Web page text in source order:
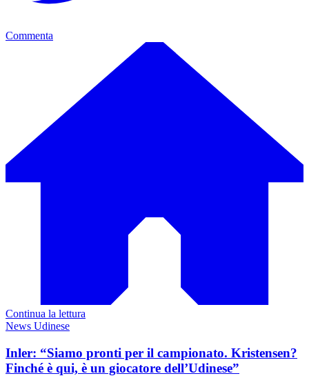
Commenta
Continua la lettura
News Udinese
Inler: “Siamo pronti per il campionato. Kristensen?
Finché è qui, è un giocatore dell’Udinese”